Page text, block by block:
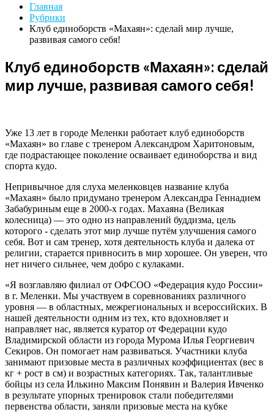
Главная
Рубрики
Клуб единоборств «Махаян»: сделай мир лучше,
развивая самого себя!
Клуб единоборств «Махаян»: сделай
мир лучше, развивая самого себя!
Уже 13 лет в городе Меленки работает клуб единоборств
«Махаян» во главе с тренером Александром Харитоновым,
где подрастающее поколение осваивает единоборства и вид
спорта кудо.
Непривычное для слуха меленковцев название клуба
«Махаян» было придумано тренером Александра Геннадием
Забабуриным еще в 2000-х годах. Махаяна (Великая
колесница) — это одно из направлений буддизма, цель
которого - сделать этот мир лучше путём улучшения самого
себя. Вот и сам тренер, хотя деятельность клуба и далека от
религии, старается привносить в мир хорошее. Он уверен, что
нет ничего сильнее, чем добро с кулаками.
«Я возглавляю филиал от ОФСОО «Федерация кудо России»
в г. Меленки. Мы участвуем в соревнованиях различного
уровня — в областных, межрегиональных и всероссийских. В
нашей деятельности одним из тех, кто вдохновляет и
направляет нас, является куратор от Федерации кудо
Владимирской области из города Мурома Илья Георгиевич
Секиров. Он помогает нам развиваться. Участники клуба
занимают призовые места в различных коэффициентах (вес в
кг + рост в см) и возрастных категориях. Так, талантливые
бойцы из села Илькино Максим Понявин и Валерия Ивченко
в результате упорных тренировок стали победителями
первенства области, заняли призовые места на кубке